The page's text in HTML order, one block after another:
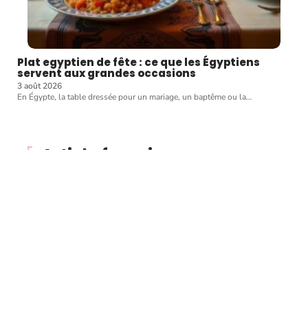
Plat egyptien de fête : ce que les Égyptiens
servent aux grandes occasions
3 août 2026
En Égypte, la table dressée pour un mariage, un baptême ou la…
Article favori